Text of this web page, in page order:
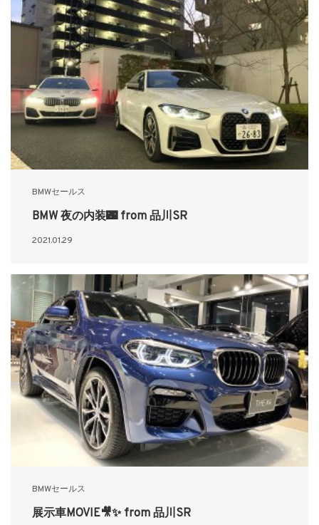
BMWセールス
BMW 夜の内装🌃 from 品川SR
2021.01.29
BMWセールス
展示車MOVIE🎥✨ from 品川SR